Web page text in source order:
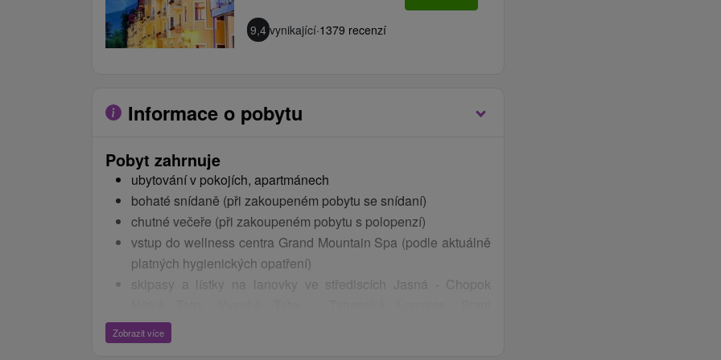
9,4 vynikající·1379 recenzí
Informace o pobytu
Pobyt zahrnuje
ubytování v pokojích, apartmánech
bohaté snídaně (při zakoupeném pobytu se snídaní)
chutné večeře (při zakoupeném pobytu s polopenzí)
vstup do wellness centra Grand Mountain Spa (podle aktuálně
platných hygienických opatření)
skipasy a lístky na lanovky ve střediscích Jasná - Chopok
Smokovec, Štrbské Pleso
vstupy do vodního parku Tatralandia
Zobrazit více